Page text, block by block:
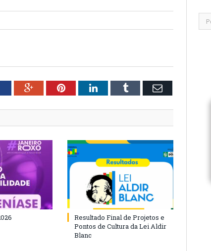
Google+PinterestLinkedInTumblr Email
Resultado Final de Projetos e
Pontos de Cultura da Lei Aldir
Blanc